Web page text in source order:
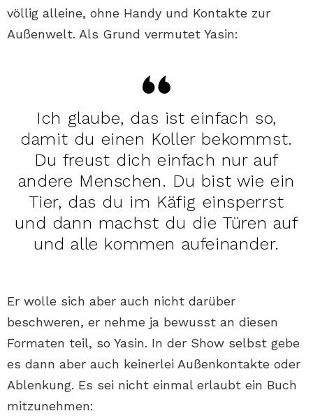
völlig alleine, ohne Handy und Kontakte zur
Außenwelt. Als Grund vermutet Yasin:
Ich glaube, das ist einfach so,
damit du einen Koller bekommst.
Du freust dich einfach nur auf
andere Menschen. Du bist wie ein
Tier, das du im Käfig einsperrst
und dann machst du die Türen auf
und alle kommen aufeinander.
Er wolle sich aber auch nicht darüber
beschweren, er nehme ja bewusst an diesen
Formaten teil, so Yasin. In der Show selbst gebe
es dann aber auch keinerlei Außenkontakte oder
Ablenkung. Es sei nicht einmal erlaubt ein Buch
mitzunehmen: